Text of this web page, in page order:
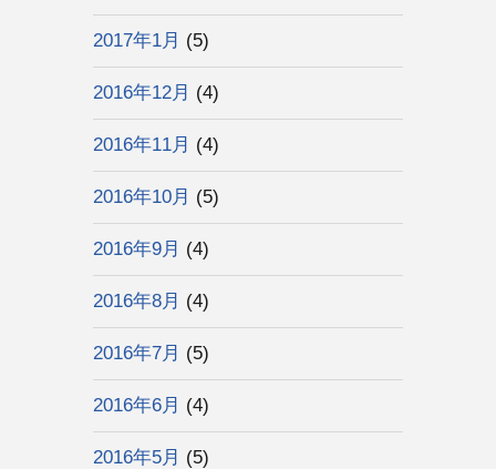
2017年1月 (5)
2016年12月 (4)
2016年11月 (4)
2016年10月 (5)
2016年9月 (4)
2016年8月 (4)
2016年7月 (5)
2016年6月 (4)
2016年5月 (5)